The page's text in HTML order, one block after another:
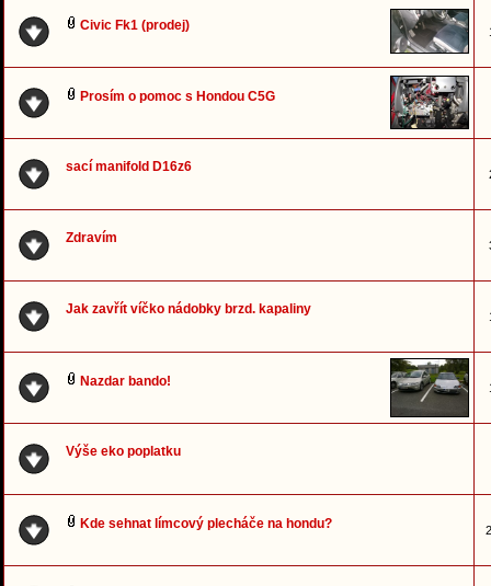
Civic Fk1 (prodej)
Prosím o pomoc s Hondou C5G
sací manifold D16z6
Zdravím
Jak zavřít víčko nádobky brzd. kapaliny
Nazdar bando!
Výše eko poplatku
Kde sehnat límcový plecháče na hondu?